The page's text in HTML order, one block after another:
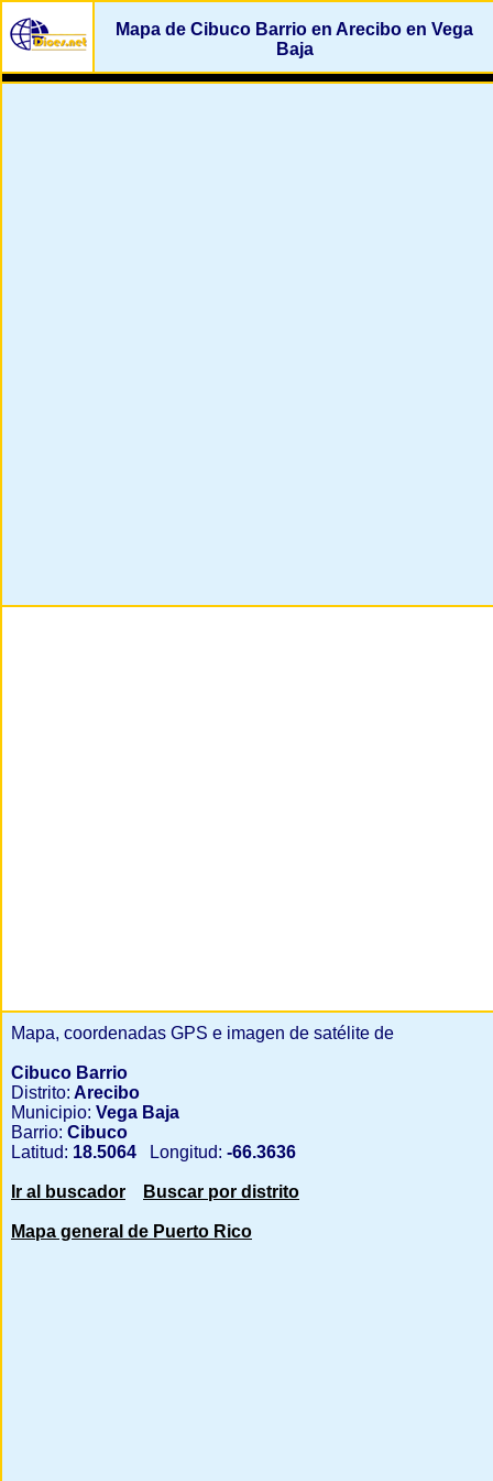
Mapa de Cibuco Barrio en Arecibo en Vega
Baja
Mapa, coordenadas GPS e imagen de satélite de
Cibuco Barrio
Distrito: Arecibo
Municipio: Vega Baja
Barrio: Cibuco
Latitud: 18.5064 Longitud: -66.3636
Ir al buscador Buscar por distrito
Mapa general de Puerto Rico